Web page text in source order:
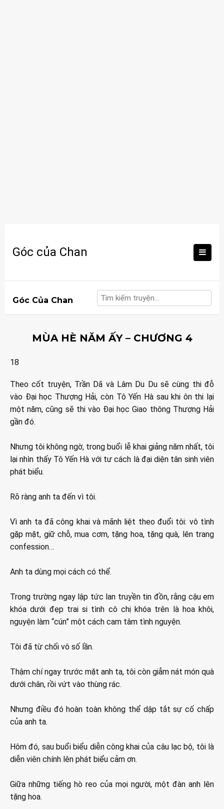
content
Góc của Chan
Góc Của Chan
MÙA HÈ NĂM ẤY – CHƯƠNG 4
18
Theo cốt truyện, Trần Dã và Lâm Du Du sẽ cùng thi đỗ
vào Đại học Thượng Hải, còn Tô Yến Hà sau khi ôn thi lại
một năm, cũng sẽ thi vào Đại học Giao thông Thượng Hải
gần đó.
Nhưng tôi không ngờ, trong buổi lễ khai giảng năm nhất, tôi
lại nhìn thấy Tô Yến Hà với tư cách là đại diện tân sinh viên
phát biểu.
Rõ ràng anh ta đến vì tôi.
Vì anh ta đã công khai và mãnh liệt theo đuổi tôi: vô tình
gặp mặt, giữ chỗ, mua cơm, tặng hoa, tặng quà, lên trang
confession…
Anh ta dùng mọi cách có thể.
Trong trường ngay lập tức lan truyền tin đồn, rằng cậu em
khóa dưới đẹp trai si tình cô chị khóa trên là hoa khôi,
nguyện làm “cún” một cách cam tâm tình nguyện.
Tôi đã từ chối vô số lần.
Thậm chí ngay trước mặt anh ta, tôi còn giẫm nát món quà
dưới chân, rồi vứt vào thùng rác.
Nhưng điều đó hoàn toàn không thể dập tắt sự cố chấp
của anh ta.
Hôm đó, sau buổi biểu diễn công khai của câu lạc bộ, tôi là
diễn viên chính lên phát biểu cảm ơn.
Giữa những tiếng hò reo của mọi người, một đàn anh lên
tặng hoa.